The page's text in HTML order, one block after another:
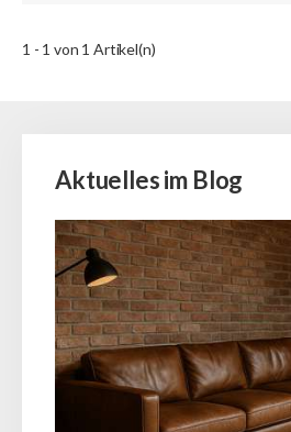
1 - 1 von 1 Artikel(n)
Aktuelles im Blog